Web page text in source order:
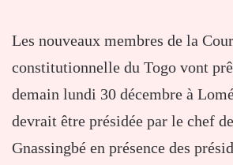
Les nouveaux membres de la Cour
constitutionnelle du Togo vont
demain lundi 30 décembre à
devrait être présidée par le chef
Gnassingbé en présence des